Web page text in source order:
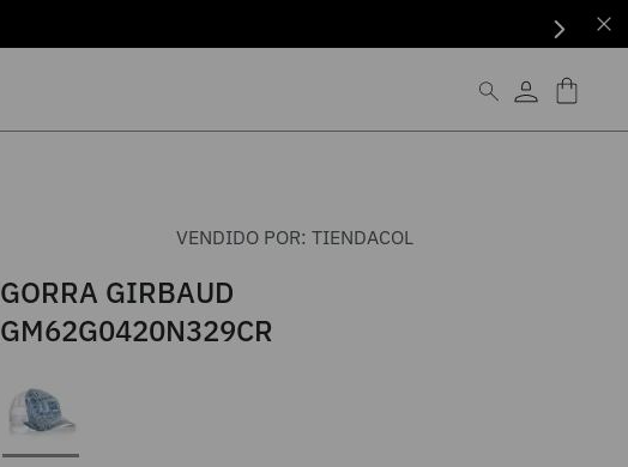
VENDIDO POR:TIENDACOL
GORRA GIRBAUD
GM62G0420N329CR